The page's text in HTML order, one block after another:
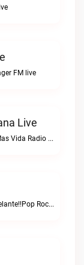
FM live
Live
Una Bendición Para CompartirMas Vida Radio Cristiana live
Somos Nuevos Pero Vamos Adelante!!Pop Rock Perú live